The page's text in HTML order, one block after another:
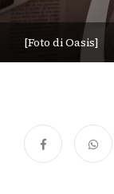
[Foto di Oasis]